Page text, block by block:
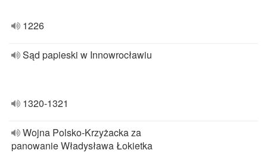
1226
Sąd papieski w Innowrocławiu
1320-1321
Wojna Polsko-Krzyżacka za
panowanie Władysława Łokietka